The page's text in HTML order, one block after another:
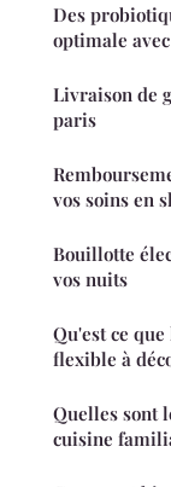
Des
optimale
Livraison de
paris
vos soins en
Bouillotte
vos nuits
Qu'est ce
flexible à
Quelles sont
cuisine